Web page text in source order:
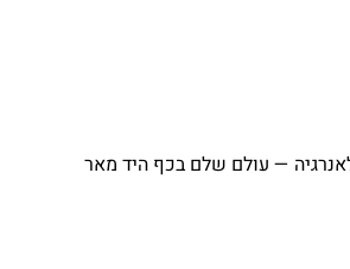
— עולם שלם בכף היד מאר